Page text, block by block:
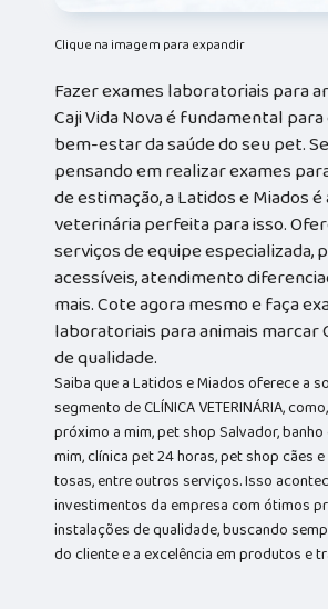
Clique na imagem para expandir
Fazer exames laboratoriais para
Caji Vida Nova é fundamental
bem-estar da saúde do seu pet.
pensando em realizar exames
de estimação, a Latidos e Miados é
veterinária perfeita para isso.
serviços de equipe especializada,
acessíveis, atendimento
mais. Cote agora mesmo e faça
laboratoriais para animais marcar
de qualidade.
Saiba que a Latidos e Miados oferece a
segmento de CLÍNICA VETERINÁRIA,
próximo a mim, pet shop Salvador,
mim, clínica pet 24 horas, pet shop cães
tosas, entre outros serviços. Isso
investimentos da empresa com ótimos
instalações de qualidade, buscando
do cliente e a excelência em produtos e